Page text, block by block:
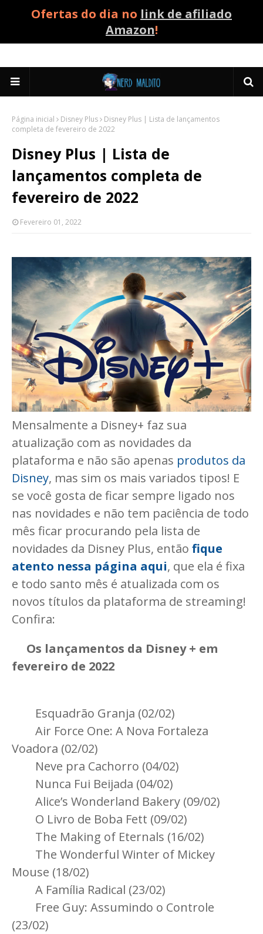
Ofertas do dia no link de afiliado
Amazon!
Página inicial Disney Plus
Disney Plus | Lista de lançamentos
completa de fevereiro de 2022
Disney Plus | Lista de
lançamentos completa de
fevereiro de 2022
Fevereiro 01, 2022
Mensalmente a Disney+ faz sua
atualização com as novidades da
plataforma e não são apenas produtos da
Disney, mas sim os mais variados tipos! E
se você gosta de ficar sempre ligado nos
nas novidades e não tem paciência de todo
mês ficar procurando pela lista de
novidades da Disney Plus, então fique
atento nessa página aqui, que ela é fixa
e todo santo mês é atualizada com os
novos títulos da plataforma de streaming!
Confira:
Os lançamentos da Disney + em
fevereiro de 2022
Esquadrão Granja (02/02)
Air Force One: A Nova Fortaleza
Voadora (02/02)
Neve pra Cachorro (04/02)
Nunca Fui Beijada (04/02)
Alice’s Wonderland Bakery (09/02)
O Livro de Boba Fett (09/02)
The Making of Eternals (16/02)
The Wonderful Winter of Mickey
Mouse (18/02)
A Família Radical (23/02)
Free Guy: Assumindo o Controle
(23/02)